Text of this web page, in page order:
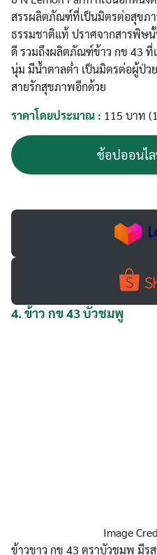
สรรผลิตภัณฑ์ที่เป็นมิตรต่อสุขภา
ธรรมชาติแท้ ปราศจากสารพิษ
ดี รวมถึงผลิตภัณฑ์ข้าว กข 43 ที่
นุ่ม มีน้ำตาลต่ำ เป็นมิตรต่อผู้ป่ว
สายรักสุขภาพอีกด้วย
ราคาโดยประมาณ : 115 บาท
ช้อปออนไล
4. ข้าว กข 43 บัวชมพู
Image
ข้าวขาว กข 43 ตราบัวชมพู มี